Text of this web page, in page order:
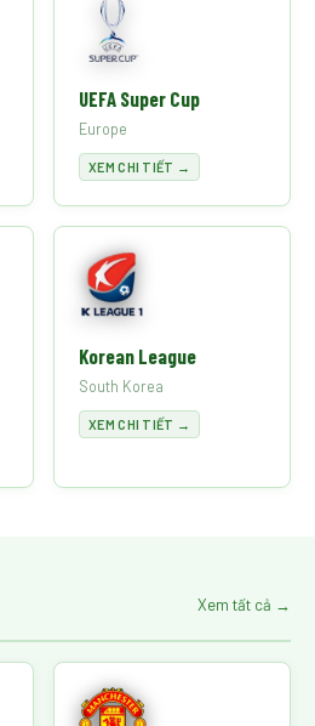
UEFA Super Cup
Europe
XEM CHI TIẾT →
Korean League
South Korea
XEM CHI TIẾT →
Xem tất cả →